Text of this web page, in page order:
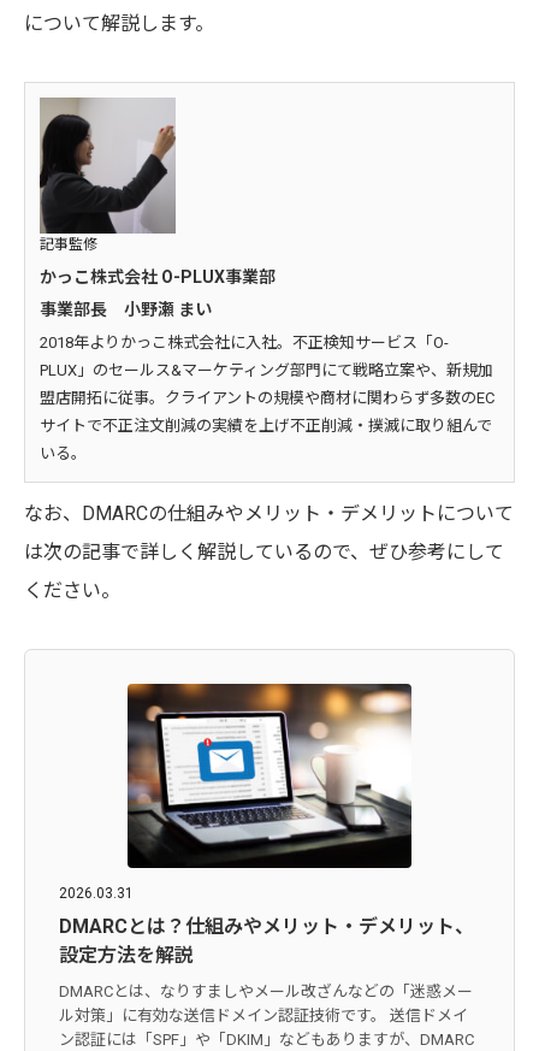
について解説します。
記事監修
かっこ株式会社 O-PLUX事業部
事業部長 小野瀬 まい
2018年よりかっこ株式会社に入社。不正検知サービス「O-
PLUX」のセールス&マーケティング部門にて戦略立案や、新規加
盟店開拓に従事。クライアントの規模や商材に関わらず多数のEC
サイトで不正注文削減の実績を上げ不正削減・撲滅に取り組んで
いる。
なお、DMARCの仕組みやメリット・デメリットについて
は次の記事で詳しく解説しているので、ぜひ参考にして
ください。
2026.03.31
DMARCとは？仕組みやメリット・デメリット、
設定方法を解説
DMARCとは、なりすましやメール改ざんなどの「迷惑メー
ル対策」に有効な送信ドメイン認証技術です。 送信ドメイ
ン認証には「SPF」や「DKIM」などもありますが、DMARC